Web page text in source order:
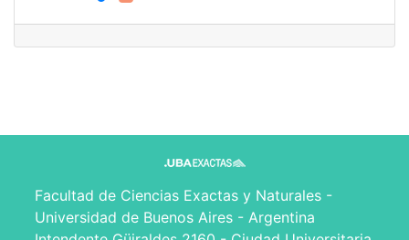
Facultad de Ciencias Exactas y Naturales -
Universidad de Buenos Aires - Argentina